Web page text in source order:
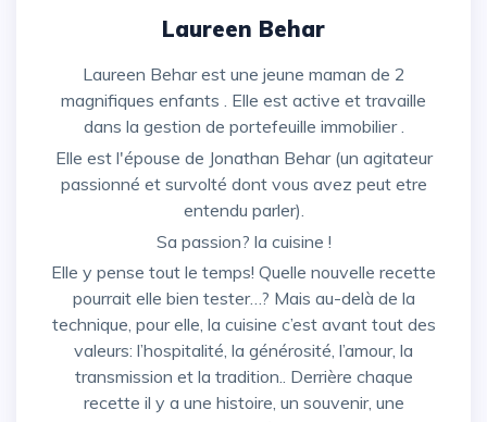
Laureen Behar
Laureen Behar est une jeune maman de 2
magnifiques enfants . Elle est active et travaille
dans la gestion de portefeuille immobilier .
Elle est l'épouse de Jonathan Behar (un agitateur
passionné et survolté dont vous avez peut etre
entendu parler).
Sa passion? la cuisine !
Elle y pense tout le temps! Quelle nouvelle recette
pourrait elle bien tester…? Mais au-delà de la
technique, pour elle, la cuisine c’est avant tout des
valeurs: l’hospitalité, la générosité, l’amour, la
transmission et la tradition.. Derrière chaque
recette il y a une histoire, un souvenir, une